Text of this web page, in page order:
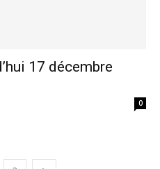
17 décembre
0